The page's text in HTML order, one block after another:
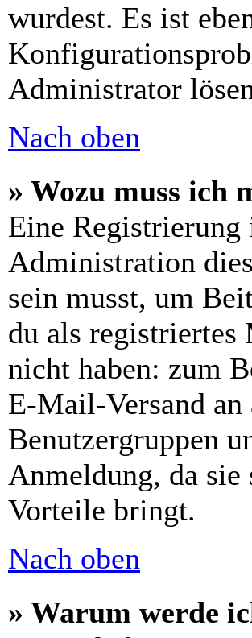
wurdest. Es ist
Administrator
Nach oben
» Wozu muss ich
Eine
Administration
sein musst, um
du als registriertes
nicht haben: zum
E-Mail-Versand
Benutzergruppen
Anmeldung, da
Vorteile bringt.
Nach oben
» Warum werde